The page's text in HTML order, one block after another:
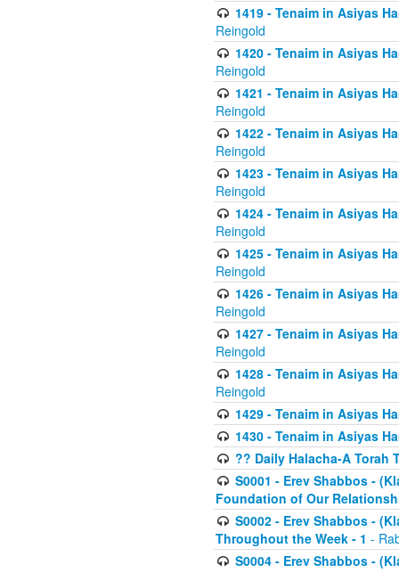
1419 - Tenaim in Asiyas
Reingold
1420 - Tenaim in Asiyas
Reingold
1421 - Tenaim in Asiyas
Reingold
1422 - Tenaim in Asiyas
Reingold
1423 - Tenaim in Asiyas
Reingold
1424 - Tenaim in Asiyas
Reingold
1425 - Tenaim in Asiyas
Reingold
1426 - Tenaim in Asiyas
Reingold
1427 - Tenaim in Asiyas
Reingold
1428 - Tenaim in Asiyas
Reingold
1429 - Tenaim in Asiyas
1430 - Tenaim in Asiyas
?? Daily Halacha-A Torah
S0001 - Erev Shabbos -
Foundation of Our
S0002 - Erev Shabbos -
Throughout the Week - 1 -
S0004 - Erev Shabbos -